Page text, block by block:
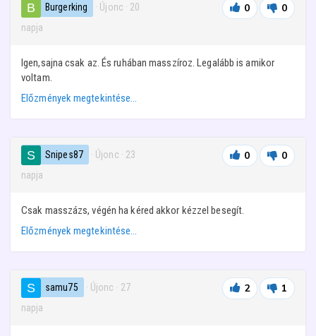
Burgerking · Újonc · 20
napja
0 0
Igen,sajna csak az. És ruhában masszíroz. Legalább is amikor
voltam.
Előzmények megtekintése…
Snipes87 · Újonc · 23
napja
0 0
Csak masszázs, végén ha kéred akkor kézzel besegít.
Előzmények megtekintése…
samu75 · Újonc · 27
napja
2 1